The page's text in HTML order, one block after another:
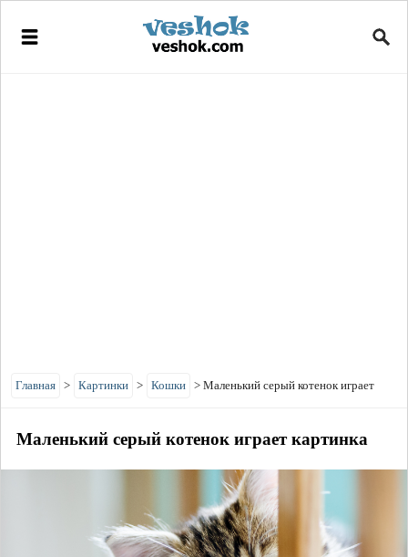
Главная > Картинки > Кошки > Маленький серый котенок играет
Маленький серый котенок играет картинка